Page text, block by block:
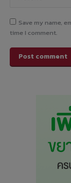
Save my name,
time I comment.
Post comment